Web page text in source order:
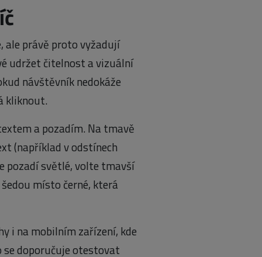
ale právě proto vyžadují
udržet čitelnost a vizuální
návštěvník nedokáže
kliknout.
a pozadím. Na tmavě
(například v odstínech
pozadí světlé, volte tmavší
místo černé, která
i na mobilním zařízení, kde
doporučuje otestovat